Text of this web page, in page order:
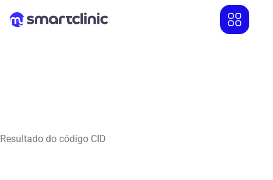
Resultado do código CID